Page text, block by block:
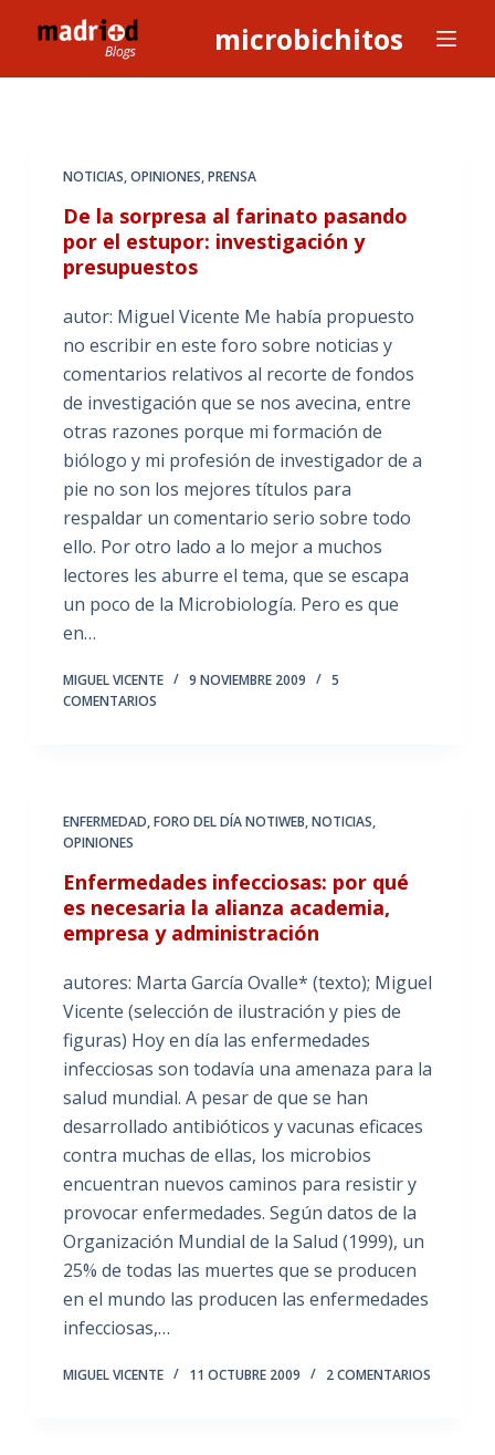
l
microbichitos
NOTICIAS,OPINIONES,PRENSA
De la sorpresa al farinato pasando
por el estupor: investigación y
presupuestos
autor: Miguel Vicente Me había propuesto
no escribir en este foro sobre noticias y
comentarios relativos al recorte de fondos
de investigación que se nos avecina, entre
otras razones porque mi formación de
biólogo y mi profesión de investigador de a
pie no son los mejores títulos para
respaldar un comentario serio sobre todo
ello. Por otro lado a lo mejor a muchos
lectores les aburre el tema, que se escapa
un poco de la Microbiología. Pero es que
en…
MIGUEL VICENTE 9 NOVIEMBRE 2009
5
COMENTARIOS
ENFERMEDAD,FORO DEL DÍA NOTIWEB,NOTICIAS,
OPINIONES
Enfermedades infecciosas: por qué
es necesaria la alianza academia,
empresa y administración
autores: Marta García Ovalle* (texto); Miguel
Vicente (selección de ilustración y pies de
figuras) Hoy en día las enfermedades
infecciosas son todavía una amenaza para la
salud mundial. A pesar de que se han
desarrollado antibióticos y vacunas eficaces
contra muchas de ellas, los microbios
encuentran nuevos caminos para resistir y
provocar enfermedades. Según datos de la
Organización Mundial de la Salud (1999), un
25% de todas las muertes que se producen
en el mundo las producen las enfermedades
infecciosas,…
MIGUEL VICENTE 11 OCTUBRE 2009 2 COMENTARIOS